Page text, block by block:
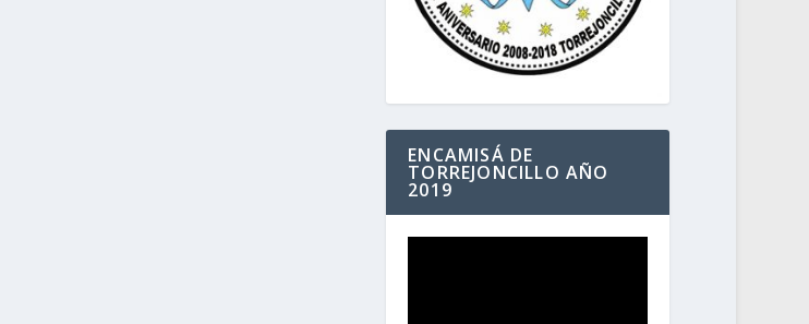
ENCAMISÁ DE
TORREJONCILLO AÑO
2019